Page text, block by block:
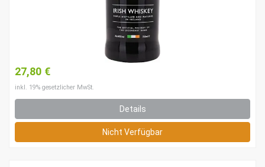
27,80 €
inkl. 19% gesetzlicher MwSt.
Details
Nicht Verfügbar